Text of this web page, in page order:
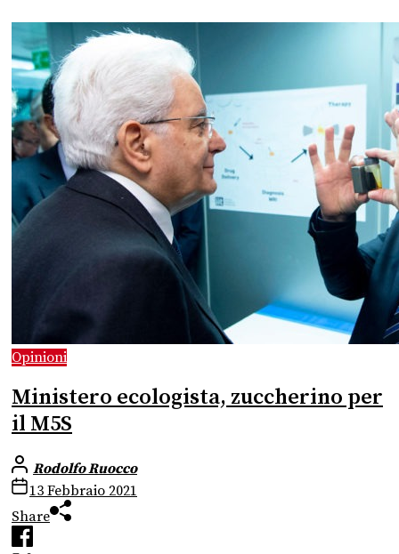
Opinioni
Ministero ecologista, zuccherino per
il M5S
Rodolfo Ruocco
13 Febbraio 2021
Share